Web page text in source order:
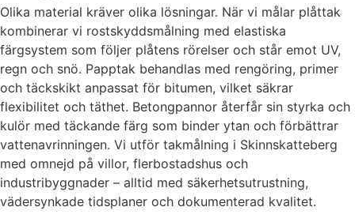
Olika material kräver olika lösningar. När vi målar plåttak
kombinerar vi rostskyddsmålning med elastiska
färgsystem som följer plåtens rörelser och står emot UV,
regn och snö. Papptak behandlas med rengöring, primer
och täckskikt anpassat för bitumen, vilket säkrar
flexibilitet och täthet. Betongpannor återfår sin styrka och
kulör med täckande färg som binder ytan och förbättrar
vattenavrinningen. Vi utför takmålning i Skinnskatteberg
med omnejd på villor, flerbostadshus och
industribyggnader – alltid med säkerhetsutrustning,
vädersynkade tidsplaner och dokumenterad kvalitet.